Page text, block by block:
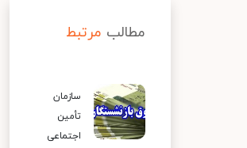
مطالب مرتبط
سازمان
تأمین
اجتماعی